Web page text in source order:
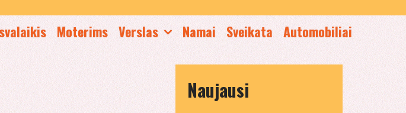
Moterims Verslas Namai Sveikata Automobiliai
Naujausi